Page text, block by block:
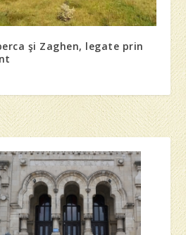
şi Zaghen, legate prin